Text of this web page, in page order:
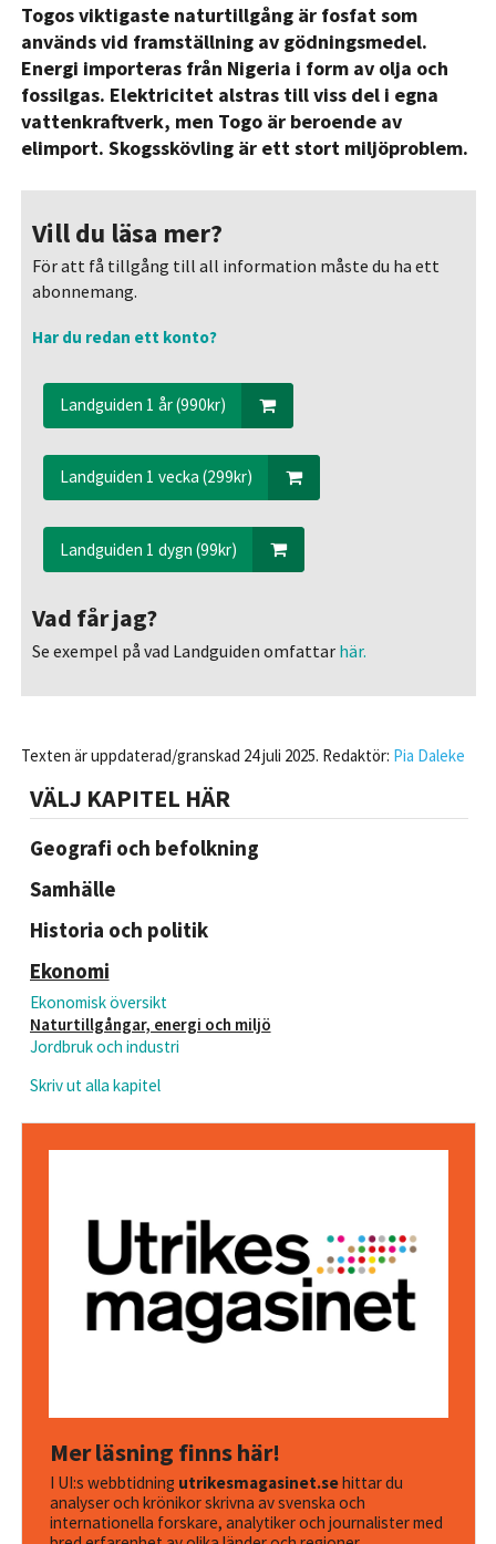
Togos viktigaste naturtillgång är fosfat som
används vid framställning av gödningsmedel.
Energi importeras från Nigeria i form av olja och
fossilgas. Elektricitet alstras till viss del i egna
vattenkraftverk, men Togo är beroende av
elimport. Skogsskövling är ett stort miljöproblem.
Vill du läsa mer?
För att få tillgång till all information måste du ha ett
abonnemang.
Har du redan ett konto?
Landguiden 1 år (990kr)
Landguiden 1 vecka (299kr)
Landguiden 1 dygn (99kr)
Vad får jag?
Se exempel på vad Landguiden omfattarhär.
Texten är uppdaterad/granskad 24 juli 2025. Redaktör: Pia Daleke
VÄLJ KAPITEL HÄR
Geografi och befolkning
Samhälle
Historia och politik
Ekonomi
Ekonomisk översikt
Naturtillgångar, energi och miljö
Jordbruk och industri
Skriv ut alla kapitel
Mer läsning finns här!
I UI:s webbtidning utrikesmagasinet.sehittar du
analyser och krönikor skrivna av svenska och
internationella forskare, analytiker och journalister med